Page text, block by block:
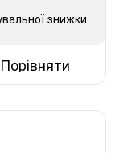
знижки
Порівняти